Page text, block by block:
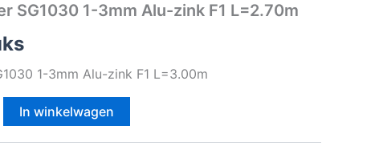
SG1030 1-3mm Alu-zink F1 L=2.70m
1-3mm Alu-zink F1 L=3.00m
In winkelwagen